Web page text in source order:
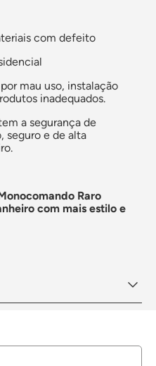
com defeito
mau uso, instalação
inadequados.
a segurança de
seguro e de alta
Raro
com mais estilo e